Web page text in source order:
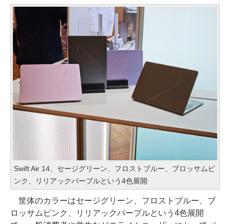
Swift Air 14、セージグリーン、フロストブルー、ブロッサムピ
ンク、リリアックパープルという4色展開
筐体のカラーはセージグリーン、フロストブルー、ブ
ロッサムピンク、リリアックパープルという4色展開